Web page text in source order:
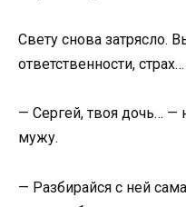
Свету снова затрясло.
ответственности,
— Сергей, твоя дочь…
мужу.
— Разбирайся с ней